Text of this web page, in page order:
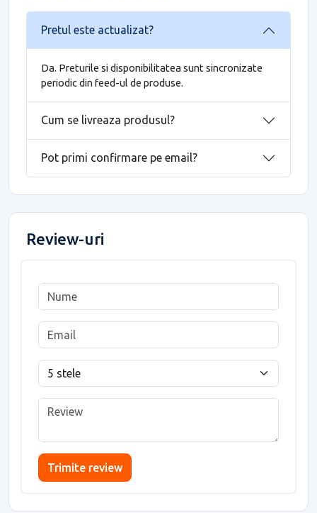
Pretul este actualizat?
Da. Preturile si disponibilitatea sunt sincronizate
periodic din feed-ul de produse.
Cum se livreaza produsul?
Pot primi confirmare pe email?
Review-uri
Trimite review